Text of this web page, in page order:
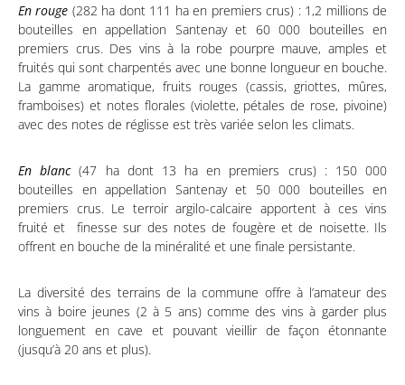
En rouge (282 ha dont 111 ha en premiers crus) : 1,2 millions de
bouteilles en appellation Santenay et 60 000 bouteilles en
premiers crus. Des vins à la robe pourpre mauve, amples et
fruités qui sont charpentés avec une bonne longueur en bouche.
La gamme aromatique, fruits rouges (cassis, griottes, mûres,
framboises) et notes florales (violette, pétales de rose, pivoine)
avec des notes de réglisse est très variée selon les climats.
En blanc(47 ha dont 13 ha en premiers crus) : 150 000
bouteilles en appellation Santenay et 50 000 bouteilles en
premiers crus. Le terroir argilo-calcaire apportent à ces vins
fruité et finesse sur des notes de fougère et de noisette. Ils
offrent en bouche de la minéralité et une finale persistante.
La diversité des terrains de la commune offre à l’amateur des
vins à boire jeunes (2 à 5 ans) comme des vins à garder plus
longuement en cave et pouvant vieillir de façon étonnante
(jusqu’à 20 ans et plus).